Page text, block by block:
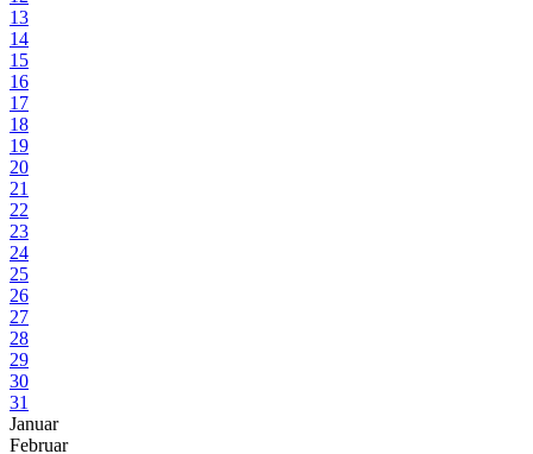
13
14
15
16
17
18
19
20
21
22
23
24
25
26
27
28
29
30
31
Januar
Februar